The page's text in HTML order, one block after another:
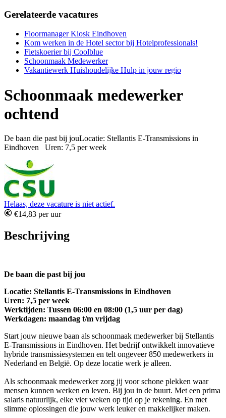
Gerelateerde vacatures
Floormanager Kiosk Eindhoven
Kom werken in de Hotel sector bij Hotelprofessionals!
Fietskoerier bij Coolblue
Schoonmaak Medewerker
Vakantiewerk Huishoudelijke Hulp in jouw regio
Schoonmaak medewerker
ochtend
De baan die past bij jouLocatie: Stellantis E-Transmissions in
Eindhoven Uren: 7,5 per week
Helaas, deze vacature is niet actief.
€14,83 per uur
Beschrijving
De baan die past bij jou
Locatie: Stellantis E-Transmissions in Eindhoven
Uren: 7,5 per week
Werktijden: Tussen 06:00 en 08:00 (1,5 uur per dag)
Werkdagen: maandag t/m vrijdag
Start jouw nieuwe baan als schoonmaak medewerker bij Stellantis
E-Transmissions in Eindhoven. Het bedrijf ontwikkelt innovatieve
hybride transmissiesystemen en telt ongeveer 850 medewerkers in
Nederland en België. Op deze locatie werk je alleen.
Als schoonmaak medewerker zorg jij voor schone plekken waar
mensen kunnen werken en leven. Bij jou in de buurt. Met een prima
salaris natuurlijk, elke vier weken op tijd op je rekening. En met
slimme oplossingen die jouw werk leuker en makkelijker maken.